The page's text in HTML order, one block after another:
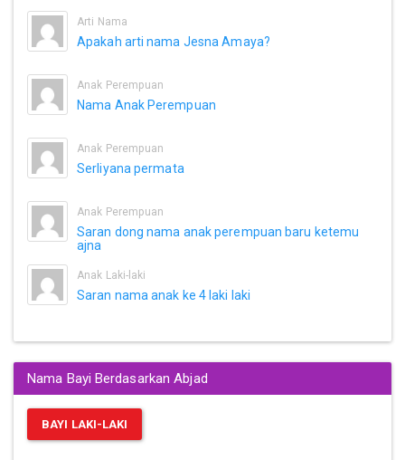
Arti Nama
Apakah arti nama Jesna Amaya?
Anak Perempuan
Nama Anak Perempuan
Anak Perempuan
Serliyana permata
Anak Perempuan
Saran dong nama anak perempuan baru ketemu
ajna
Anak Laki-laki
Saran nama anak ke 4 laki laki
Nama Bayi Berdasarkan Abjad
BAYI LAKI-LAKI